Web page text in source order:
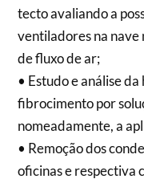
tecto avaliando a
ventiladores na
de fluxo de ar;
• Estudo e análise
fibrocimento por
nomeadamente, a
• Remoção dos
oficinas e respectiva